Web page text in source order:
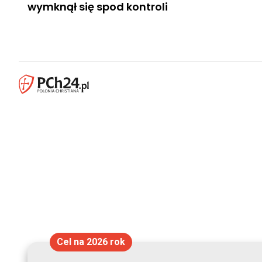
wymknął się spod kontroli
Cel na 2026 rok